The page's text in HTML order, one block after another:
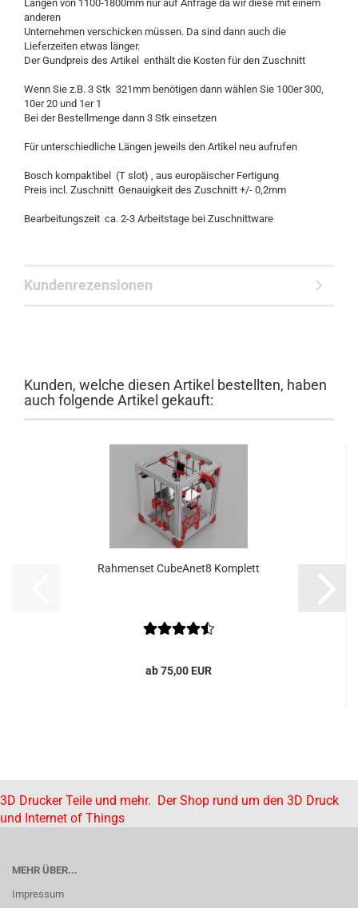
Längen von 1100-1800mm nur auf Anfrage da wir diese mit einem
anderen
Unternehmen verschicken müssen. Da sind dann auch die
Lieferzeiten etwas länger.
Der Gundpreis des Artikel enthält die Kosten für den Zuschnitt
Wenn Sie z.B. 3 Stk 321mm benötigen dann wählen Sie 100er 300,
10er 20 und 1er 1
Bei der Bestellmenge dann 3 Stk einsetzen
Für unterschiedliche Längen jeweils den Artikel neu aufrufen
Bosch kompaktibel (T slot) , aus europäischer Fertigung
Preis incl. Zuschnitt Genauigkeit des Zuschnitt +/- 0,2mm
Bearbeitungszeit ca. 2-3 Arbeitstage bei Zuschnittware
Kundenrezensionen
Kunden, welche diesen Artikel bestellten, haben
auch folgende Artikel gekauft:
Rahmenset CubeAnet8 Komplett
ab 75,00 EUR
3D Drucker Teile und mehr. Der Shop rund um den 3D Druck
und Internet of Things
MEHR ÜBER...
Impressum